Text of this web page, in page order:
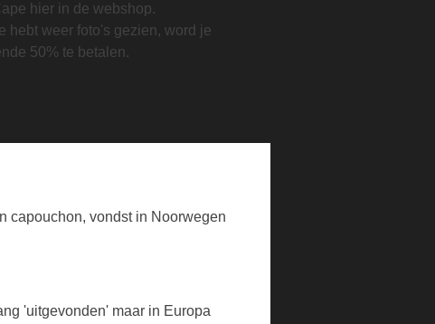
hier in de webshop.
hebt weer foto's gezien, word je
50% te betalen.
capouchon, vondst in Noorwegen
'uitgevonden' maar in Europa